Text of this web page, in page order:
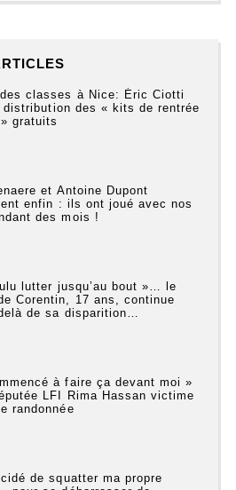
classes à Nice: Éric Ciotti
distribution des « kits de rentrée
gratuits
et Antoine Dupont
enfin : ils ont joué avec nos
des mois !
lutter jusqu’au bout »… le
Corentin, 17 ans, continue
de sa disparition…
à faire ça devant moi »
LFI Rima Hassan victime
randonnée
de squatter ma propre